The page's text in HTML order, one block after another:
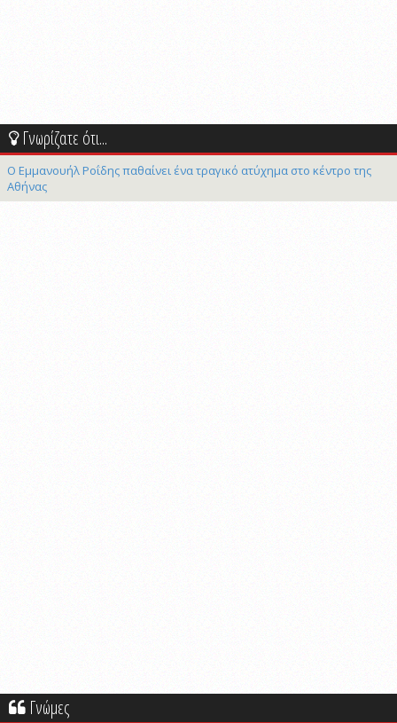
Γνωρίζατε ότι...
Ο Εμμανουήλ Ροΐδης παθαίνει ένα τραγικό ατύχημα στο κέντρο της
Αθήνας
Γνώμες